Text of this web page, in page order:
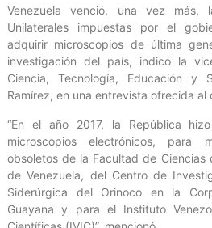
Venezuela venció, una vez más,
Unilaterales impuestas por el
adquirir microscopios de última
investigación del país, indicó la
Ciencia, Tecnología, Educación y
Ramírez, en una entrevista ofrecida al
“En el año 2017, la República
microscopios electrónicos, para
obsoletos de la Facultad de Ciencias
de Venezuela, del Centro de
Siderúrgica del Orinoco en la
Guayana y para el Instituto